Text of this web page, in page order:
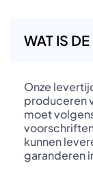
WAT IS
Onze
produceren
moet
kunnen
garanderen